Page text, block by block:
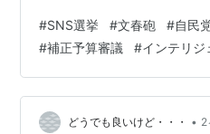
ネガティブキャンペーンを張
ある。高市議員の第一秘書が
作ったとされる人物に接触し
じ、高市総理が否定すると
ていた音声データを持ち出し
#SNS選挙 #文春砲 #自民
#補正予算審議 #インテリジ
どうでも良いけど・・・ • 2